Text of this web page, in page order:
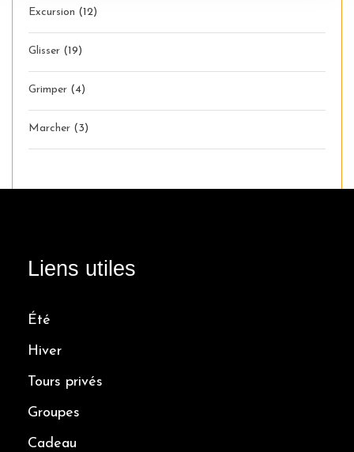
Excursion (12)
Glisser (19)
Grimper (4)
Marcher (3)
Liens utiles
Été
Hiver
Tours privés
Groupes
Cadeau